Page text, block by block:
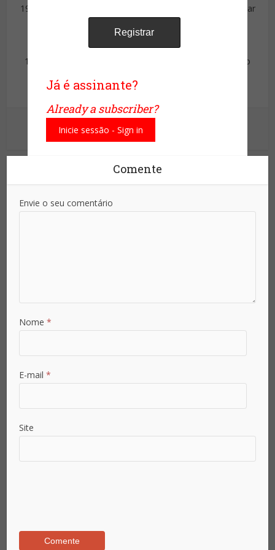
Já é assinante?
Already a subscriber?
Inicie sessão - Sign in
1986- Promovido ao cargo de Procurador de Justiça, titular
da 3ª Procuradoria de Justiça junto à 1ª Câmara do
Tribunal de Alçada Criminal.
1996/2015 -Conselheiro da Associação Comercial do Rio
Segurança Pública , Ética e Cidadania.
Ver outras postagens
Comente
Envie o seu comentário
Nome*
E-mail*
Site